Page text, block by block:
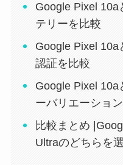
Google Pixel 10a
テリーを比較
Google Pixel
認証を比較
Google Pixel 10a
ーバリエーショ
比較まとめ
Ultraのどちらを